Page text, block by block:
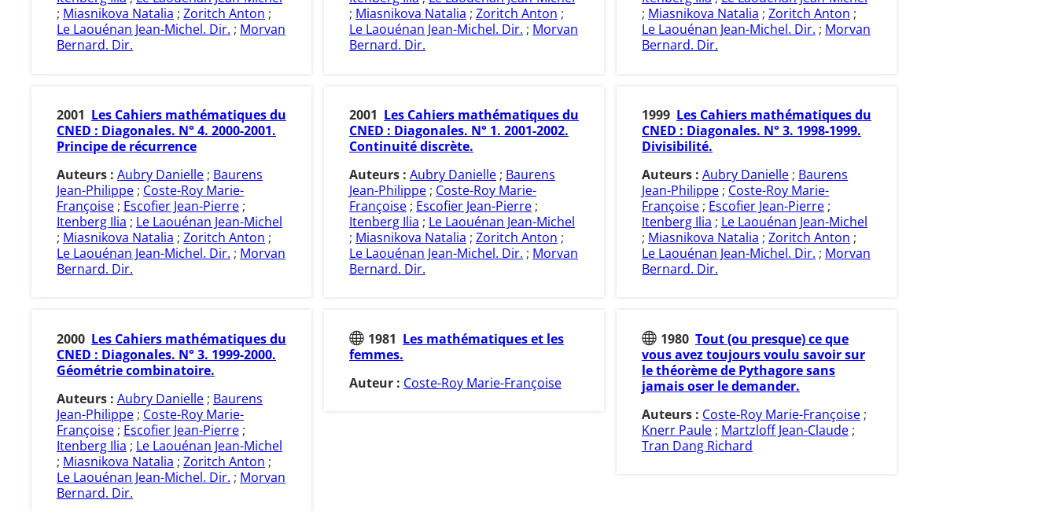
; Miasnikova Natalia ; Zoritch Anton ;
Le Laouénan Jean-Michel. Dir. ; Morvan
Bernard. Dir.
; Miasnikova Natalia ; Zoritch Anton ;
Le Laouénan Jean-Michel. Dir. ; Morvan
Bernard. Dir.
; Miasnikova Natalia ; Zoritch Anton ;
Le Laouénan Jean-Michel. Dir. ; Morvan
Bernard. Dir.
2001 Les Cahiers mathématiques du
CNED : Diagonales. N° 4. 2000-2001.
Principe de récurrence
Auteurs : Aubry Danielle ; Baurens
Jean-Philippe ; Coste-Roy Marie-
Françoise ; Escofier Jean-Pierre ;
Itenberg Ilia ; Le Laouénan Jean-Michel
; Miasnikova Natalia ; Zoritch Anton ;
Le Laouénan Jean-Michel. Dir. ; Morvan
Bernard. Dir.
2001 Les Cahiers mathématiques du
CNED : Diagonales. N° 1. 2001-2002.
Continuité discrète.
Auteurs : Aubry Danielle ; Baurens
Jean-Philippe ; Coste-Roy Marie-
Françoise ; Escofier Jean-Pierre ;
Itenberg Ilia ; Le Laouénan Jean-Michel
; Miasnikova Natalia ; Zoritch Anton ;
Le Laouénan Jean-Michel. Dir. ; Morvan
Bernard. Dir.
1999 Les Cahiers mathématiques du
CNED : Diagonales. N° 3. 1998-1999.
Divisibilité.
Auteurs : Aubry Danielle ; Baurens
Jean-Philippe ; Coste-Roy Marie-
Françoise ; Escofier Jean-Pierre ;
Itenberg Ilia ; Le Laouénan Jean-Michel
; Miasnikova Natalia ; Zoritch Anton ;
Le Laouénan Jean-Michel. Dir. ; Morvan
Bernard. Dir.
2000 Les Cahiers mathématiques du
CNED : Diagonales. N° 3. 1999-2000.
Géométrie combinatoire.
Auteurs : Aubry Danielle ; Baurens
Jean-Philippe ; Coste-Roy Marie-
Françoise ; Escofier Jean-Pierre ;
Itenberg Ilia ; Le Laouénan Jean-Michel
; Miasnikova Natalia ; Zoritch Anton ;
Le Laouénan Jean-Michel. Dir. ; Morvan
Bernard. Dir.
1981 Les mathématiques et les
femmes.
Auteur : Coste-Roy Marie-Françoise
1980 Tout (ou presque) ce que
vous avez toujours voulu savoir sur
le théorème de Pythagore sans
jamais oser le demander.
Auteurs : Coste-Roy Marie-Françoise ;
Knerr Paule ; Martzloff Jean-Claude ;
Tran Dang Richard